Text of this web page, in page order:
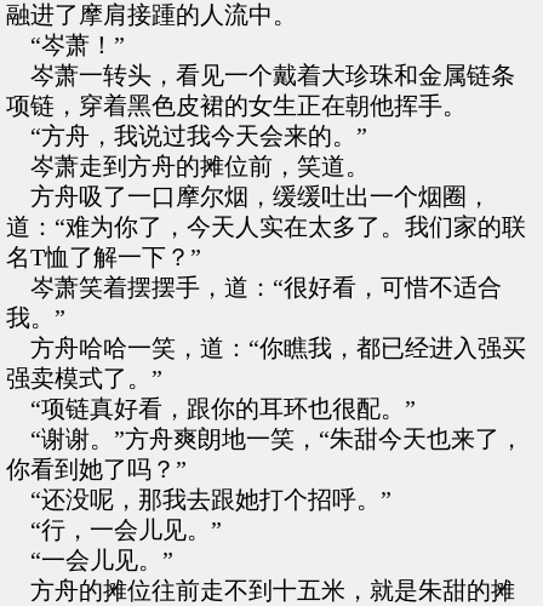
融进了摩肩接踵的人流中。
“岑萧！”
岑萧一转头，看见一个戴着大珍珠和金属链条
项链，穿着黑色皮裙的女生正在朝他挥手。
“方舟，我说过我今天会来的。”
岑萧走到方舟的摊位前，笑道。
方舟吸了一口摩尔烟，缓缓吐出一个烟圈，
道：“难为你了，今天人实在太多了。我们家的联
名T恤了解一下？”
岑萧笑着摆摆手，道：“很好看，可惜不适合
我。”
方舟哈哈一笑，道：“你瞧我，都已经进入强买
强卖模式了。”
“项链真好看，跟你的耳环也很配。”
“谢谢。”方舟爽朗地一笑，“朱甜今天也来了，
你看到她了吗？”
“还没呢，那我去跟她打个招呼。”
“行，一会儿见。”
“一会儿见。”
方舟的摊位往前走不到十五米，就是朱甜的摊